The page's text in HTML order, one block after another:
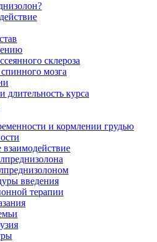
склероза
мозга
длительность курса
и кормлении грудью
взаимодействие
введения
терапии